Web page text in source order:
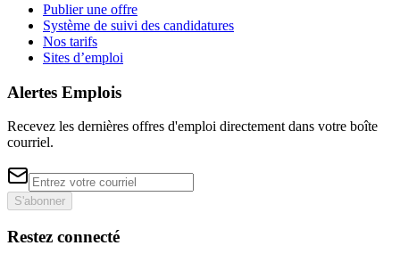
Publier une offre
Système de suivi des candidatures
Nos tarifs
Sites d’emploi
Alertes Emplois
Recevez les dernières offres d'emploi directement dans votre boîte
courriel.
S'abonner
Restez connecté